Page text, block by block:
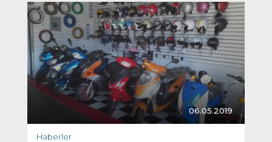
06.05.2019
Haberler